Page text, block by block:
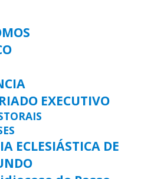
EXECUTIVO
ECLESIÁSTICA DE